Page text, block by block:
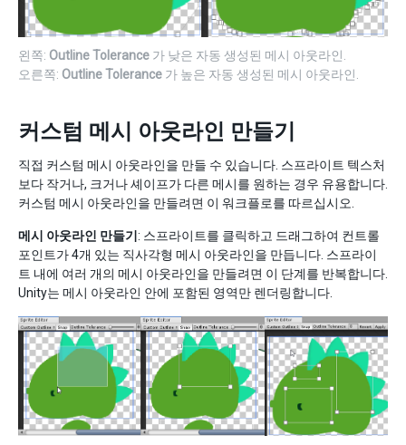
왼쪽: Outline Tolerance 가 낮은 자동 생성된 메시 아웃라인.
오른쪽: Outline Tolerance 가 높은 자동 생성된 메시 아웃라인.
커스텀 메시 아웃라인 만들기
직접 커스텀 메시 아웃라인을 만들 수 있습니다. 스프라이트 텍스처
보다 작거나, 크거나 셰이프가 다른 메시를 원하는 경우 유용합니다.
커스텀 메시 아웃라인을 만들려면 이 워크플로를 따르십시오.
메시 아웃라인 만들기: 스프라이트를 클릭하고 드래그하여 컨트롤
포인트가 4개 있는 직사각형 메시 아웃라인을 만듭니다. 스프라이
트 내에 여러 개의 메시 아웃라인을 만들려면 이 단계를 반복합니다.
Unity는 메시 아웃라인 안에 포함된 영역만 렌더링합니다.